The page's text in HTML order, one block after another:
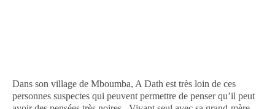
Dans son village de Mboumba, A Dath est très loin de ces
personnes suspectes qui peuvent permettre de penser qu’il peut